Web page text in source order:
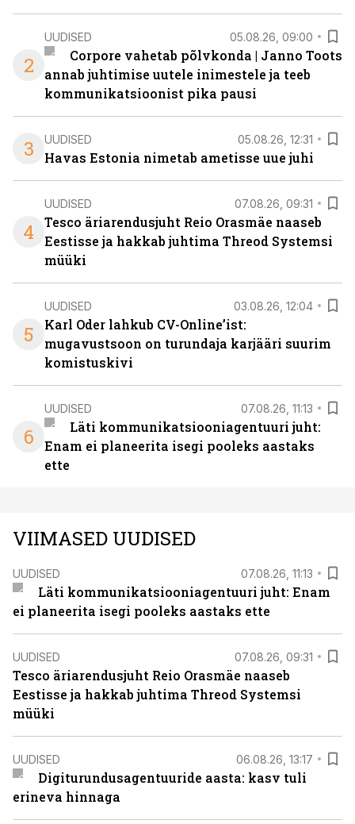
2
UUDISED 05.08.26, 09:00
Corpore vahetab põlvkonda | Janno Toots
annab juhtimise uutele inimestele ja teeb
kommunikatsioonist pika pausi
3 UUDISED 05.08.26, 12:31
Havas Estonia nimetab ametisse uue juhi
4
UUDISED 07.08.26, 09:31
Tesco äriarendusjuht Reio Orasmäe naaseb
Eestisse ja hakkab juhtima Threod Systemsi
müüki
5
UUDISED 03.08.26, 12:04
Karl Oder lahkub CV-Online’ist:
mugavustsoon on turundaja karjääri suurim
komistuskivi
6
UUDISED 07.08.26, 11:13
Läti kommunikatsiooniagentuuri juht:
Enam ei planeerita isegi pooleks aastaks
ette
VIIMASED UUDISED
UUDISED 07.08.26, 11:13
Läti kommunikatsiooniagentuuri juht: Enam
ei planeerita isegi pooleks aastaks ette
UUDISED 07.08.26, 09:31
Tesco äriarendusjuht Reio Orasmäe naaseb
Eestisse ja hakkab juhtima Threod Systemsi
müüki
UUDISED 06.08.26, 13:17
Digiturundusagentuuride aasta: kasv tuli
erineva hinnaga